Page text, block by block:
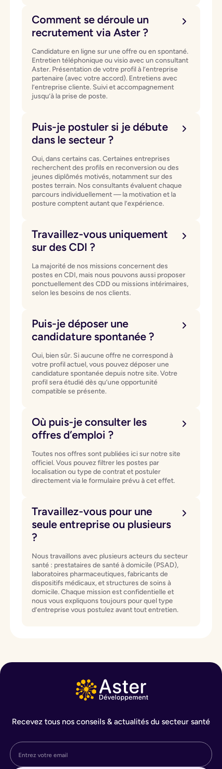
Comment se déroule un
recrutement via Aster ?
Candidature en ligne sur une offre ou en spontané.
Entretien téléphonique ou visio avec un consultant
Aster. Présentation de votre profil à l’entreprise
partenaire (avec votre accord). Entretiens avec
l’entreprise cliente. Suivi et accompagnement
jusqu’à la prise de poste.
Puis-je postuler si je débute
dans le secteur ?
Oui, dans certains cas. Certaines entreprises
recherchent des profils en reconversion ou des
jeunes diplômés motivés, notamment sur des
postes terrain. Nos consultants évaluent chaque
parcours individuellement — la motivation et la
posture comptent autant que l’expérience.
Travaillez-vous uniquement
sur des CDI ?
La majorité de nos missions concernent des
postes en CDI, mais nous pouvons aussi proposer
ponctuellement des CDD ou missions intérimaires,
selon les besoins de nos clients.
Puis-je déposer une
candidature spontanée ?
Oui, bien sûr. Si aucune offre ne correspond à
votre profil actuel, vous pouvez déposer une
candidature spontanée depuis notre site. Votre
profil sera étudié dès qu’une opportunité
compatible se présente.
Où puis-je consulter les
offres d’emploi ?
Toutes nos offres sont publiées ici sur notre site
officiel. Vous pouvez filtrer les postes par
localisation ou type de contrat et postuler
directement via le formulaire prévu à cet effet.
Travaillez-vous pour une
seule entreprise ou plusieurs
?
Nous travaillons avec plusieurs acteurs du secteur
santé : prestataires de santé à domicile (PSAD),
laboratoires pharmaceutiques, fabricants de
dispositifs médicaux, et structures de soins à
domicile. Chaque mission est confidentielle et
nous vous expliquons toujours pour quel type
d’entreprise vous postulez avant tout entretien.
Recevez tous nos conseils & actualités du secteur santé